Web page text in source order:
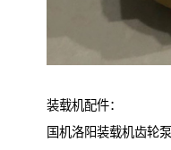
装载机配件：
国机洛阳装载机齿轮